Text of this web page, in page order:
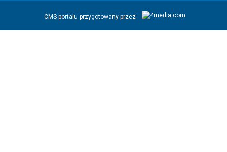
CMS portalu przygotowany przez